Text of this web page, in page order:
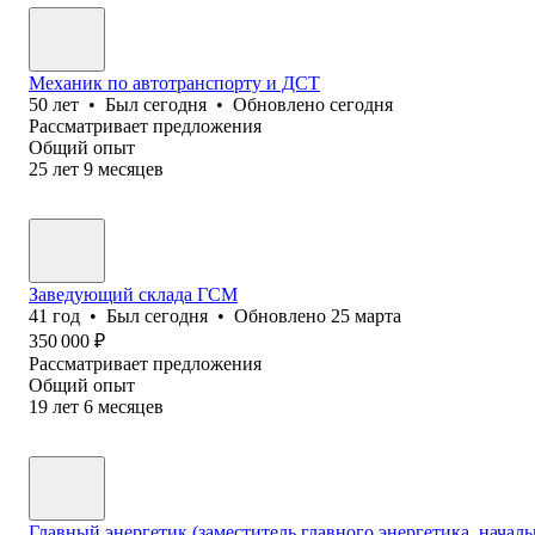
Механик по автотранспорту и ДСТ
50 лет • Был сегодня • Обновлено сегодня
Рассматривает предложения
Общий опыт
25 лет 9 месяцев
Заведующий склада ГСМ
41 год • Был сегодня • Обновлено 25 марта
350 000 ₽
Рассматривает предложения
Общий опыт
19 лет 6 месяцев